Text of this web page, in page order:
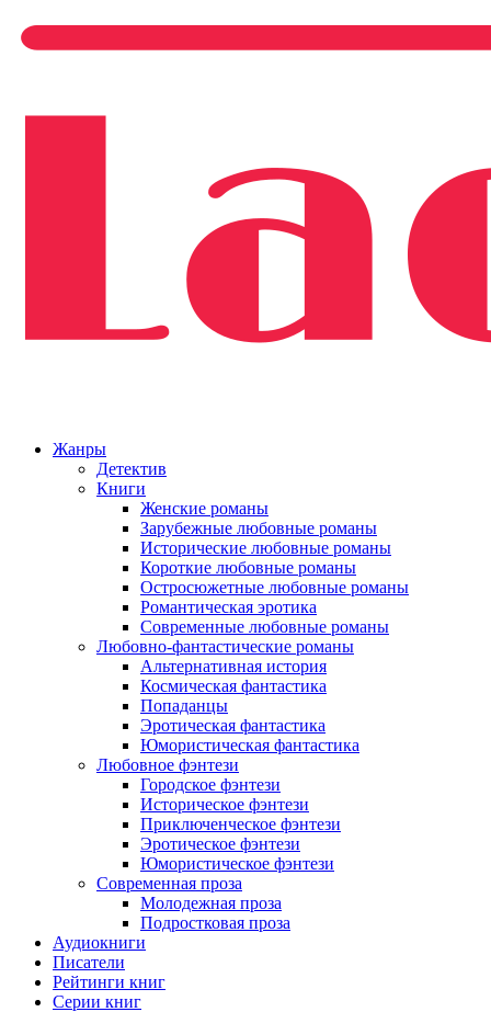
Жанры
Детектив
Книги
Женские романы
Зарубежные любовные романы
Исторические любовные романы
Короткие любовные романы
Остросюжетные любовные романы
Романтическая эротика
Современные любовные романы
Любовно-фантастические романы
Альтернативная история
Космическая фантастика
Попаданцы
Эротическая фантастика
Юмористическая фантастика
Любовное фэнтези
Городское фэнтези
Историческое фэнтези
Приключенческое фэнтези
Эротическое фэнтези
Юмористическое фэнтези
Современная проза
Молодежная проза
Подростковая проза
Аудиокниги
Писатели
Рейтинги книг
Серии книг